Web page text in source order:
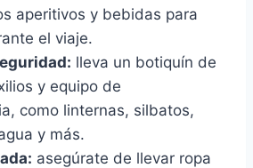
aperitivos y bebidas para
el viaje.
lleva un botiquín de
y equipo de
como linternas, silbatos,
y más.
asegúrate de llevar ropa